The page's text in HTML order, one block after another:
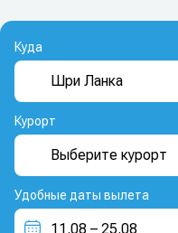
Куда
Курорт
Удобные даты вылета